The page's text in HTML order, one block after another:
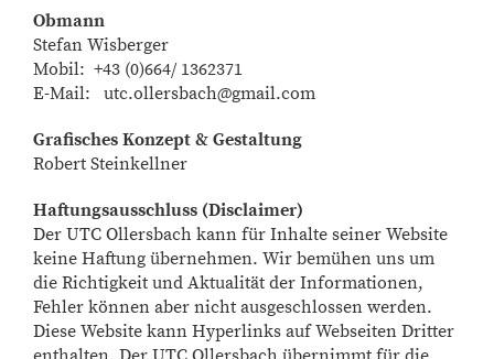
Obmann
Stefan Wisberger
Mobil: +43 (0)664/ 1362371
E-Mail: utc.ollersbach@gmail.com
Grafisches Konzept & Gestaltung
Robert Steinkellner
Haftungsausschluss (Disclaimer)
Der UTC Ollersbach kann für Inhalte seiner Website
keine Haftung übernehmen. Wir bemühen uns um
die Richtigkeit und Aktualität der Informationen,
Fehler können aber nicht ausgeschlossen werden.
Diese Website kann Hyperlinks auf Webseiten Dritter